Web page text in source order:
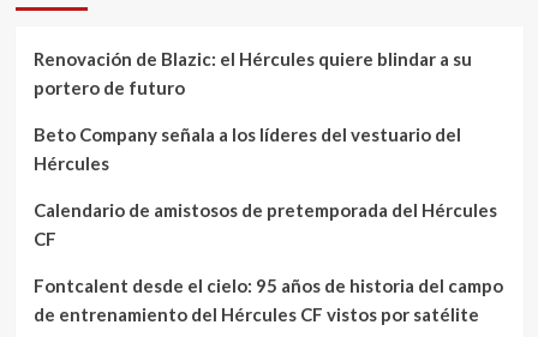
Renovación de Blazic: el Hércules quiere blindar a su
portero de futuro
Beto Company señala a los líderes del vestuario del
Hércules
Calendario de amistosos de pretemporada del Hércules
CF
Fontcalent desde el cielo: 95 años de historia del campo
de entrenamiento del Hércules CF vistos por satélite